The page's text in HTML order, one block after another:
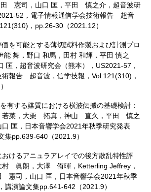
田 憲司，山口 匡，平田 慎之介，超音波研
52，電子情報通信学会技術報告 超音
，pp.26-30（2021.12）
を可能とする薄切試料作製および計測プロ
能 舞，野口 和馬，田村 和輝，平田 慎之
匡，超音波研究会（熊本），US2021-57，
術報告 超音波，信学技報，Vol.121(310)，
有する媒質における横波伝搬の基礎検討：
菜，大栗 拓真，神山 直久，平田 慎之
匡，日本音響学会2021年秋季研究発表
集pp.639-640（2021.9）
けるアニュラアレイでの後方散乱特性評
眞朗，大澤 侑暉，Ketterling Jeffrey，
司，山口 匡，日本音響学会2021年秋季
講演論文集pp.641-642（2021.9）